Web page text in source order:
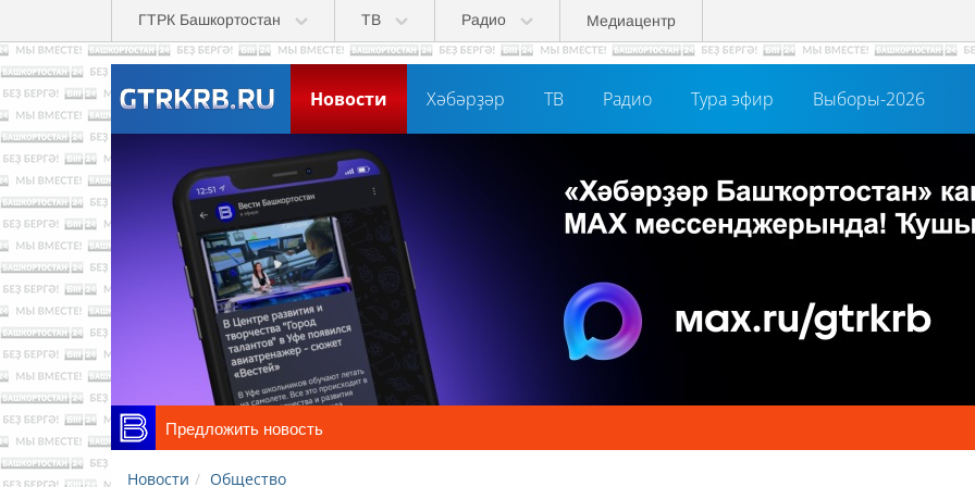
Skip to main contentГТРК Башкортостан ТВ Радио Медиацентр
Новости Хәбәрҙәр ТВ Радио Тура эфир Выборы-2026
Предложить новость
Новости Общество